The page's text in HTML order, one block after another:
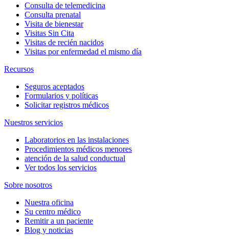
Consulta de telemedicina
Consulta prenatal
Visita de bienestar
Visitas Sin Cita
Visitas de recién nacidos
Visitas por enfermedad el mismo día
Recursos
Seguros aceptados
Formularios y políticas
Solicitar registros médicos
Nuestros servicios
Laboratorios en las instalaciones
Procedimientos médicos menores
atención de la salud conductual
Ver todos los servicios
Sobre nosotros
Nuestra oficina
Su centro médico
Remitir a un paciente
Blog y noticias